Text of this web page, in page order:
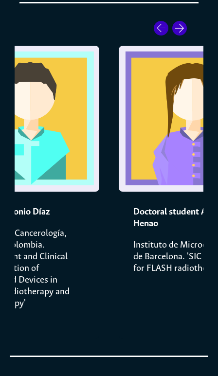
Díaz
Cancerología,
Colombia.
and Clinical
of
Devices in
and
Doctoral student
Henao
Instituto de
de Barcelona. 'SIC
for FLASH